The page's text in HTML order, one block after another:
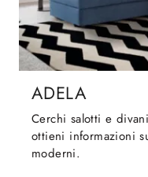
ADELA
Cerchi salotti e
ottieni informazioni
moderni.